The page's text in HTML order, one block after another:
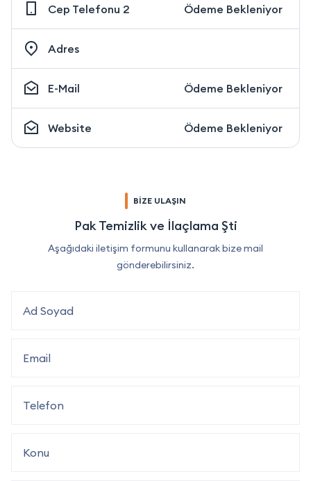
Cep Telefonu 2 Ödeme Bekleniyor
Adres
E-Mail Ödeme Bekleniyor
Website Ödeme Bekleniyor
BİZE ULAŞIN
Pak Temizlik ve İlaçlama Şti
Aşağıdaki iletişim formunu kullanarak bize mail
gönderebilirsiniz.